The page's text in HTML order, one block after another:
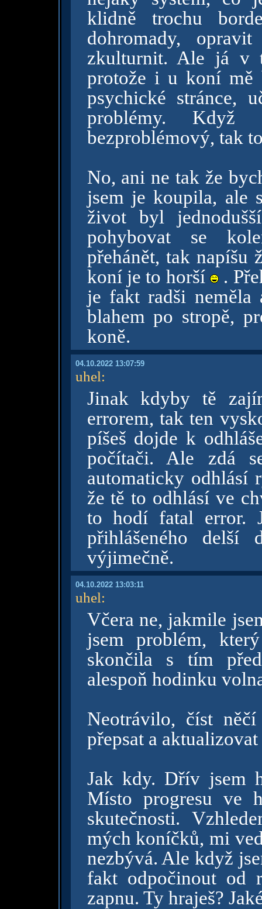
klidně trochu
dohromady,
zkulturnit. Ale já v
protože i u koní mě
psychické stránce,
problémy.
bezproblémový, tak
No, ani ne tak že
jsem je koupila, ale
život byl
pohybovat se
přehánět, tak napíšu
koní je to horší
.
je fakt radši
blahem po stropě,
koně.
04.10.2022 13:07:59
uhel:
Jinak kdyby tě
errorem, tak ten
píšeš dojde k
počítači. Ale zdá
automaticky odhlásí
že tě to odhlásí ve
to hodí fatal error.
přihlášeného
výjimečně.
04.10.2022 13:03:11
uhel:
Včera ne, jakmile
jsem problém,
skončila s tím
alespoň hodinku
Neotrávilo, číst
přepsat a
Jak kdy. Dřív jsem
Místo progresu ve
skutečnosti.
mých koníčků, mi
nezbývá. Ale když
fakt odpočinout od
zapnu. Ty hraješ?